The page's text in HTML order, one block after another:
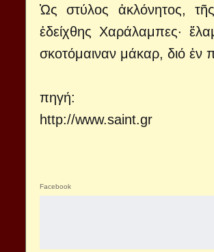
Ὡς στύλος ἀκλόνητος,
ἐδείχθης Χαράλαμπες·
σκοτόμαιναν μάκαρ, διό
πηγή:
http://www.saint.gr
Facebook